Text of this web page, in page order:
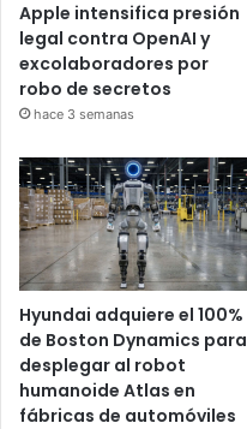
Apple intensifica presión
legal contra OpenAI y
excolaboradores por
robo de secretos
hace 3 semanas
Hyundai adquiere el 100%
de Boston Dynamics para
desplegar al robot
humanoide Atlas en
fábricas de automóviles